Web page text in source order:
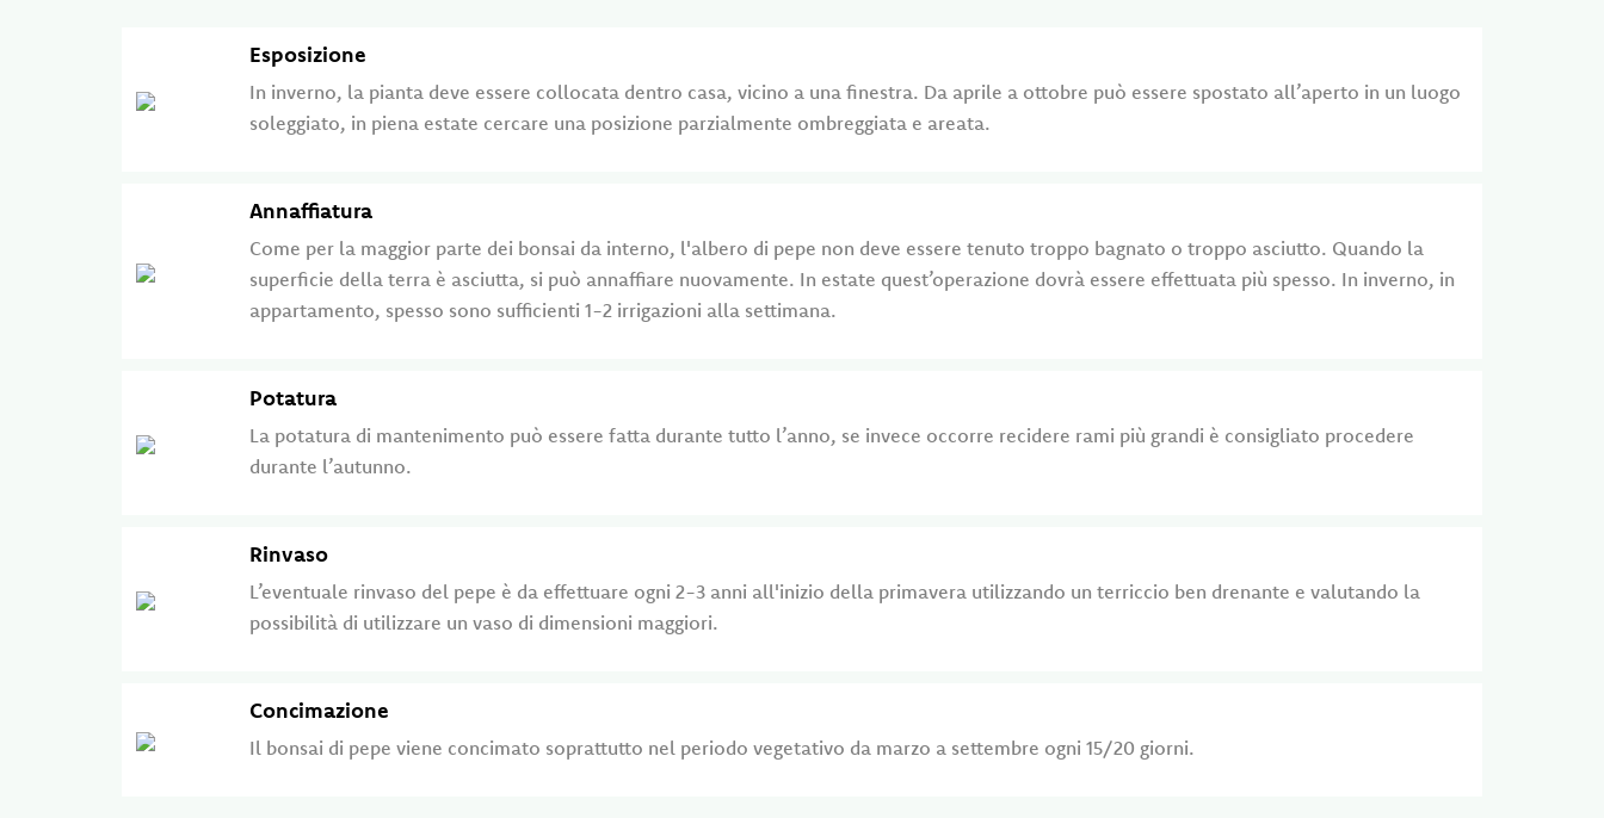
Esposizione
In inverno, la pianta deve essere collocata dentro casa, vicino a una finestra. Da aprile a ottobre può essere spostato all’aperto in un luogo
soleggiato, in piena estate cercare una posizione parzialmente ombreggiata e areata.
Annaffiatura
Come per la maggior parte dei bonsai da interno, l'albero di pepe non deve essere tenuto troppo bagnato o troppo asciutto. Quando la
superficie della terra è asciutta, si può annaffiare nuovamente. In estate quest’operazione dovrà essere effettuata più spesso. In inverno, in
appartamento, spesso sono sufficienti 1-2 irrigazioni alla settimana.
Potatura
La potatura di mantenimento può essere fatta durante tutto l’anno, se invece occorre recidere rami più grandi è consigliato procedere
durante l’autunno.
Rinvaso
L’eventuale rinvaso del pepe è da effettuare ogni 2-3 anni all'inizio della primavera utilizzando un terriccio ben drenante e valutando la
possibilità di utilizzare un vaso di dimensioni maggiori.
Concimazione
Il bonsai di pepe viene concimato soprattutto nel periodo vegetativo da marzo a settembre ogni 15/20 giorni.